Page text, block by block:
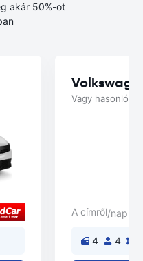
akár 50%-ot
Vagy hasonló
A címről/nap
4 4